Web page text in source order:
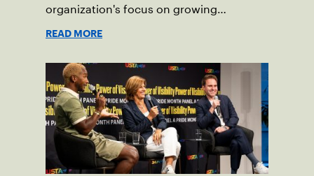
organization's focus on growing
READ MORE